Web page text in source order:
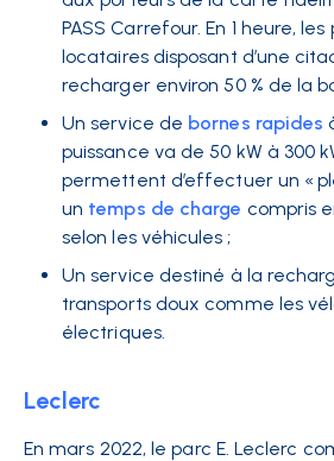
PASS Carrefour. En 1 heure,
locataires disposant d’une
recharger environ 50 % de la
Un service de bornes rapides
puissance va de 50 kW à 300
permettent d’effectuer un «
un temps de charge compris
selon les véhicules ;
Un service destiné à la
transports doux comme les
électriques.
Leclerc
En mars 2022, le parc E. Leclerc